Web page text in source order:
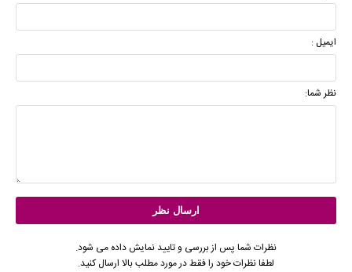
ایمیل :
نظر شما:
نظرات شما پس از بررسی و تایید نمایش داده می شود.
لطفا نظرات خود را فقط در مورد مطلب بالا ارسال کنید.